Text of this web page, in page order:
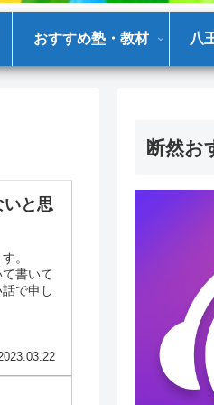
おすすめ塾・教材 八
いと思
。
書いて
で申し
断然お